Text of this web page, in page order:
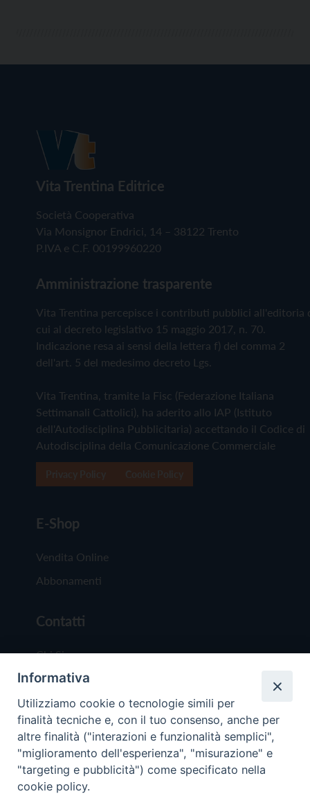
Vita Trentina Editrice
Società Cooperativa
Via Monsignor Endrici, 14 – 38122 Trento
P.IVA e C.F. 00199960220
Amministrazione trasparente
Vita Trentina percepisce i contributi pubblici all'editoria
cui al decreto legislativo 15 maggio 2017, n. 70.
Indicazione resa ai sensi della lettera f) del comma 2
dell'art. 5 del medesimo decreto Lgs.
Vita Trentina, tramite la Fisc (Federazione Italiana
Settimanali Cattolici), ha aderito allo IAP (Istituto
dell'Autodisciplina Pubblicitaria) accettando il Codice di
Autodisciplina della Comunicazione Commerciale
E-Shop
Vendita Online
Abbonamenti
Contatti
Chi Siamo
Redazione
Scrivici
Copyright © 2019 - Tutti i diritti riservati - Vita
Informativa
Utilizziamo cookie o tecnologie simili per
finalità tecniche e, con il tuo consenso, anche per
altre finalità ("interazioni e funzionalità semplici",
"miglioramento dell'esperienza", "misurazione" e
"targeting e pubblicità") come specificato nella
cookie policy.